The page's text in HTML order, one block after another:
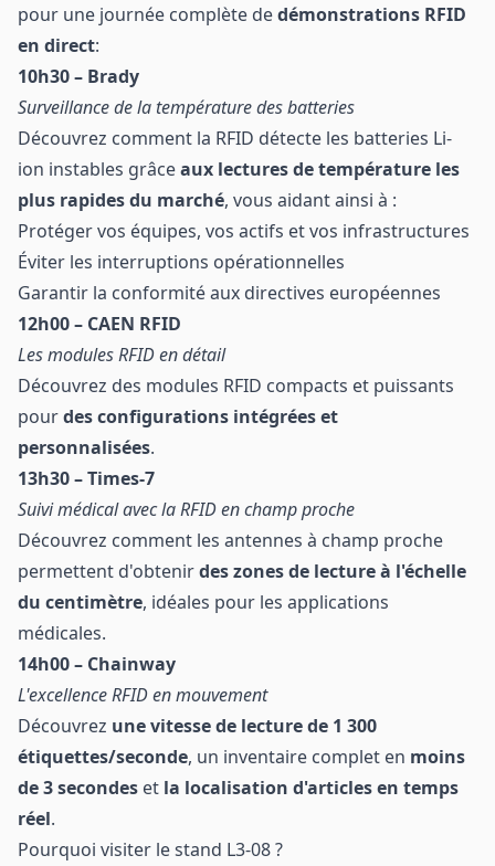
pour une journée complète dedémonstrations RFID
en direct:
10h30 – Brady
Surveillance de la température des batteries
Découvrez comment la RFID détecte les batteries Li-
ion instables grâceaux lectures de température les
plus rapides du marché, vous aidant ainsi à :
Protéger vos équipes, vos actifs et vos infrastructures
Éviter les interruptions opérationnelles
Garantir la conformité aux directives européennes
12h00 – CAEN RFID
Les modules RFID en détail
Découvrez des modules RFID compacts et puissants
pourdes configurations intégrées et
personnalisées.
13h30 – Times-7
Suivi médical avec la RFID en champ proche
Découvrez comment les antennes à champ proche
permettent d'obtenirdes zones de lecture à l'échelle
du centimètre, idéales pour les applications
médicales.
14h00 – Chainway
L'excellence RFID en mouvement
Découvrez une vitesse de lecture de 1 300
étiquettes/seconde, un inventaire complet en moins
de 3 secondes et la localisation d'articles en temps
réel.
Pourquoi visiter le stand L3-08 ?